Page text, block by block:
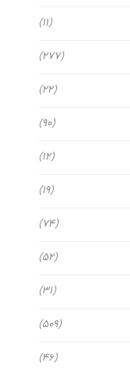
(11)
(277)
(22)
(90)
(12)
(19)
(74)
(52)
(31)
(509)
(46)